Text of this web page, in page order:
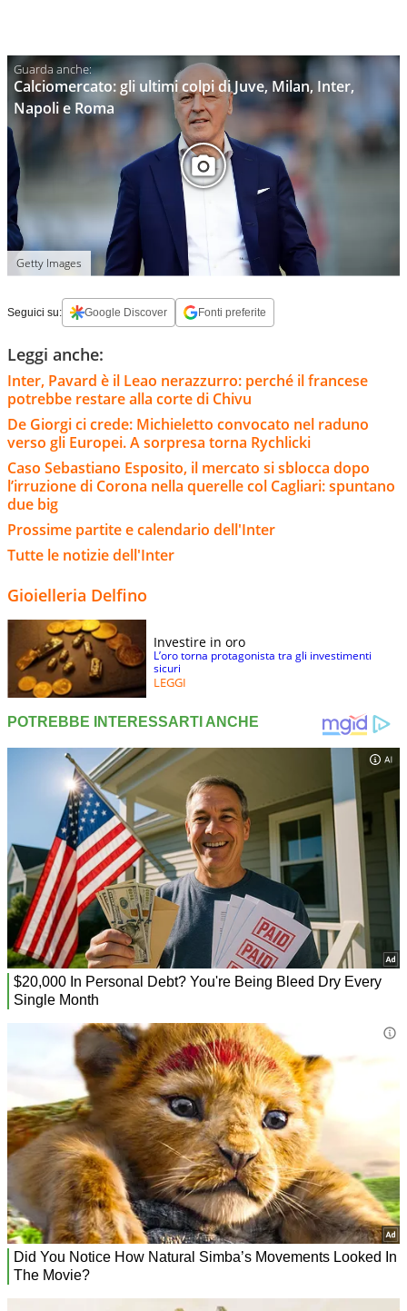
Calciomercato: gli ultimi colpi di Juve, Milan, Inter,
Napoli e Roma
Getty Images
Seguici su: Google Discover Fonti preferite
Leggi anche:
Inter, Pavard è il Leao nerazzurro: perché il francese
potrebbe restare alla corte di Chivu
De Giorgi ci crede: Michieletto convocato nel raduno
verso gli Europei. A sorpresa torna Rychlicki
Caso Sebastiano Esposito, il mercato si sblocca dopo
l’irruzione di Corona nella querelle col Cagliari: spuntano
due big
Prossime partite e calendario dell'Inter
Tutte le notizie dell'Inter
Gioielleria Delfino
Investire in oro
L’oro torna protagonista tra gli investimenti
sicuri
LEGGI